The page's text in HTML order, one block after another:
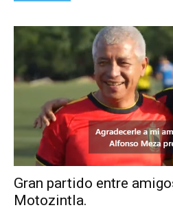
Gran partido entre
Motozintla.